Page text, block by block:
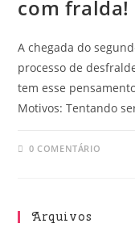
com fralda!
A chegada do
processo de
tem esse
Motivos: Tentando
0 COMENTÁRIO
Arquivos